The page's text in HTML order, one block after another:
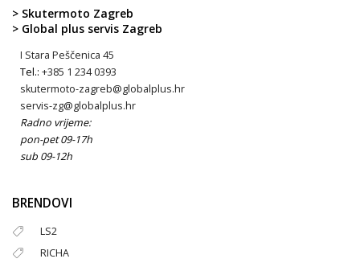
> Skutermoto Zagreb
> Global plus servis Zagreb
I Stara Peščenica 45
Tel.: +385 1 234 0393
skutermoto-zagreb@globalplus.hr
servis-zg@globalplus.hr
Radno vrijeme:
pon-pet 09-17h
sub 09-12h
BRENDOVI
LS2
RICHA